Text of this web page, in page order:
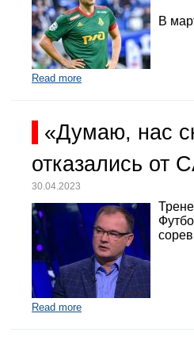
В
Read more
«Думаю, нас
отказались от
30.04.2023
Read more